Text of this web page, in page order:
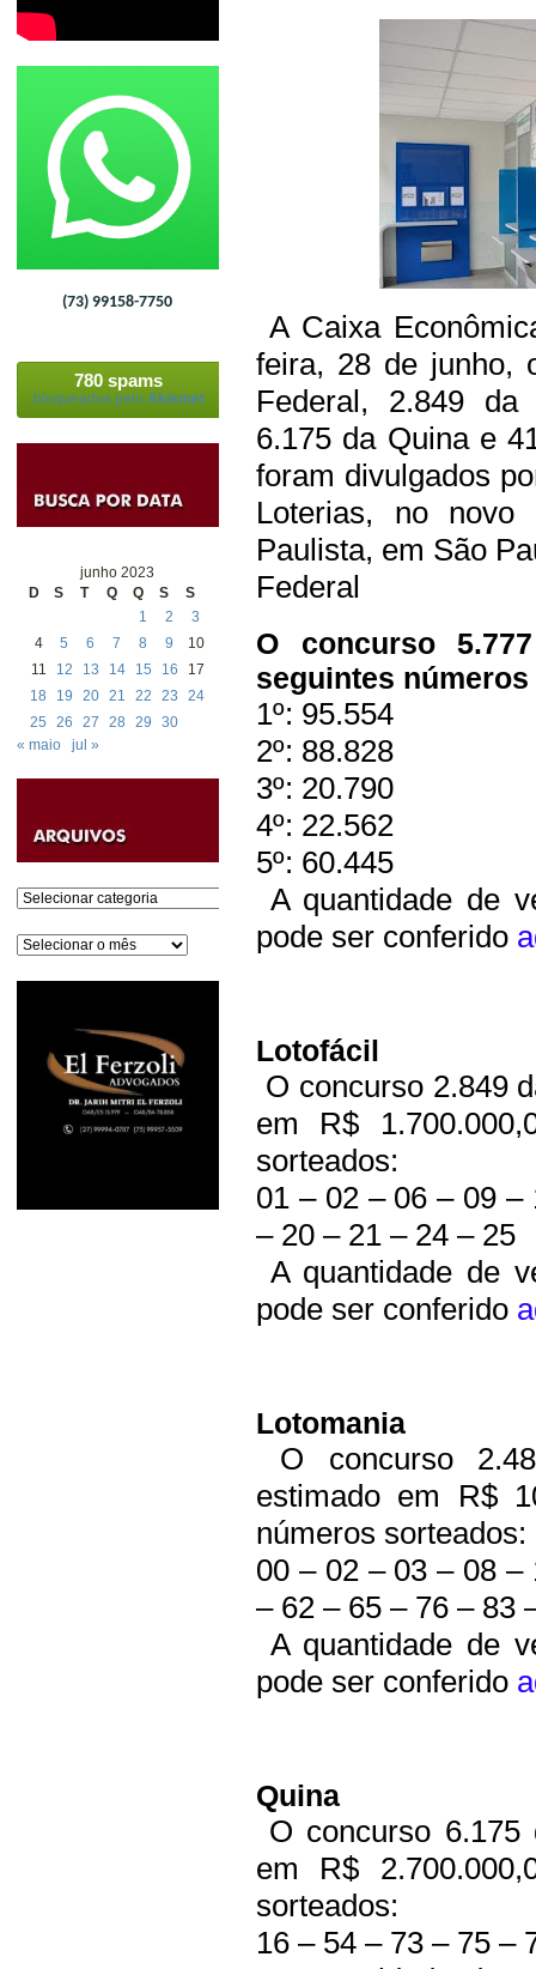
(73) 99158-7750
780 spams
bloqueados pelo Akismet
junho 2023
D
S T Q Q S
S
1
2
3
4
5 6 7 8 9
10
11
12 13 14 15 16
17
18
19 20 21 22 23
24
25
26 27 28 29
30
« maio
jul »
Categorias
Arquivos
A Caixa
feira, 28 de junho,
Federal, 2.849 da
6.175 da Quina e
foram divulgados
Loterias, no novo
Paulista, em São
Federal
O concurso
seguintes
1º: 95.554
2º: 88.828
3º: 20.790
4º: 22.562
5º: 60.445
A quantidade de
pode ser conferido
Lotofácil
O concurso 2.849
em R$
sorteados:
01 – 02 – 06 – 09
– 20 – 21 – 24 – 25
A quantidade de
pode ser conferido
Lotomania
O concurso
estimado em R$
números sorteados:
00 – 02 – 03 – 08
– 62 – 65 – 76 – 83
A quantidade de
pode ser conferido
Quina
O concurso
em R$
sorteados:
16 – 54 – 73 – 75 –